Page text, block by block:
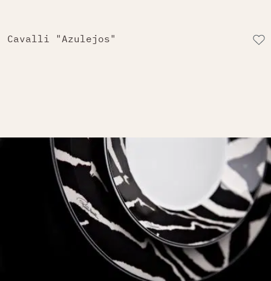
Cavalli "Azulejos"